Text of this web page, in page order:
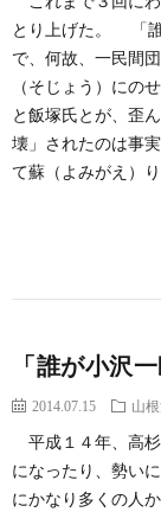
とり上げた。 「誰
で、何故、一民間
（そじょう）に
と飯塚氏とが、歪
壊」されたのは事
て蘇（よみがえ）
「誰が小沢
2014.07.15 山
平成１４年、高
になったり、勢い
にかなり多くの人